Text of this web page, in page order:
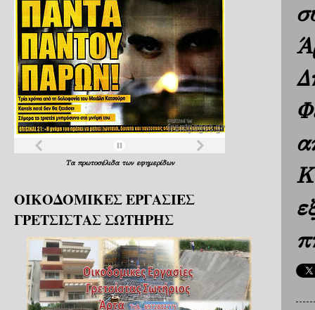
Τα πρωτοσέλιδα των εφημερίδων
ΟΙΚΟΔΟΜΙΚΕΣ ΕΡΓΑΣΙΕΣ
ΓΡΕΤΣΙΣΤΑΣ ΣΩΤΗΡΗΣ